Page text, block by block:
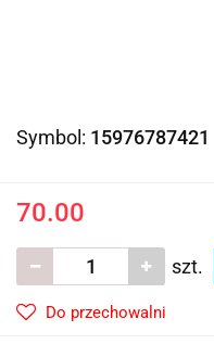
Symbol: 15976787421
70.00
szt.
Do przechowalni